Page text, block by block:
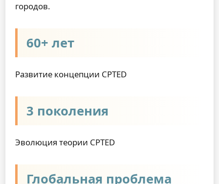
городов.
60+ лет
Развитие концепции CPTED
3 поколения
Эволюция теории CPTED
Глобальная проблема